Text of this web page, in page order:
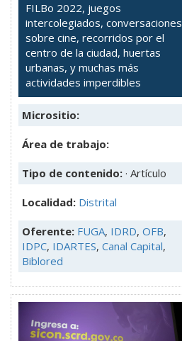
FILBo 2022, juegos
intercolegiados, conversaciones
sobre cine, recorridos por el
centro de la ciudad, huertas
urbanas, y muchas más
actividades imperdibles
Micrositio:
Área de trabajo:
Tipo de contenido: · Artículo
Localidad: Distrital
Oferente: FUGA, IDRD, OFB,
IDPC, IDARTES, Canal Capital,
Biblored